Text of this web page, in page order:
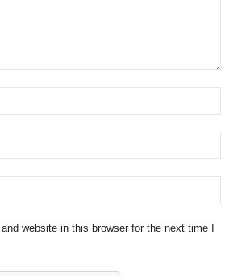
website in this browser for the next time I